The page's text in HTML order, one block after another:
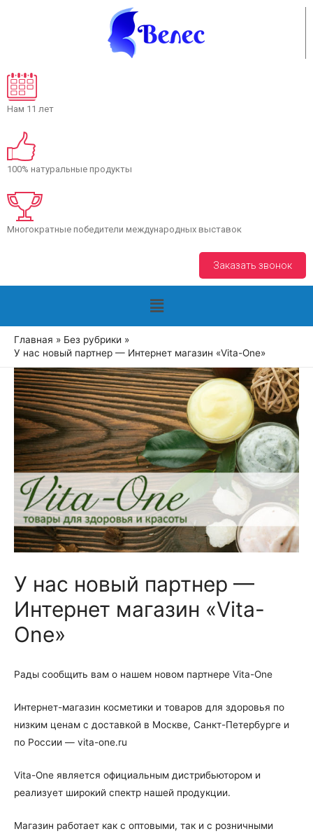
Нам 11 лет
100% натуральные продукты
Многократные победители международных выставок
+7(8793) 38 34 02
Заказать звонок
Главная
Без рубрики
У нас новый партнер — Интернет магазин «Vita-One»
У нас новый партнер —
Интернет магазин «Vita-
One»
Рады сообщить вам о нашем новом партнере Vita-One
Интернет-магазин косметики и товаров для здоровья по
низким ценам с доставкой в Москве, Санкт-Петербурге и
по России — vita-one.ru
Vita-One является официальным дистрибьютором и
реализует широкий спектр нашей продукции.
Магазин работает как с оптовыми, так и с розничными